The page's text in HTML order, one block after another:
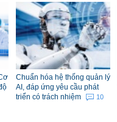
Chuẩn hóa hệ thống quản lý
AI, đáp ứng yêu cầu phát
triển có trách nhiệm
10